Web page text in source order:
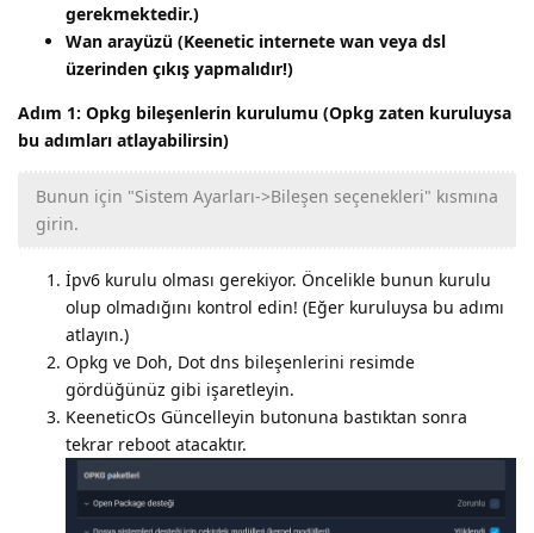
gerekmektedir.)
Wan arayüzü (Keenetic internete wan veya dsl
üzerinden çıkış yapmalıdır!)
Adım 1: Opkg bileşenlerin kurulumu (Opkg zaten kuruluysa
bu adımları atlayabilirsin)
Bunun için "Sistem Ayarları->Bileşen seçenekleri" kısmına
girin.
İpv6 kurulu olması gerekiyor. Öncelikle bunun kurulu
olup olmadığını kontrol edin! (Eğer kuruluysa bu adımı
atlayın.)
Opkg ve Doh, Dot dns bileşenlerini resimde
gördüğünüz gibi işaretleyin.
KeeneticOs Güncelleyin butonuna bastıktan sonra
tekrar reboot atacaktır.